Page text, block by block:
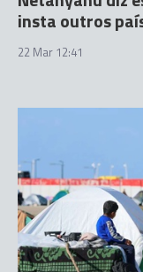
insta outros
22 Mar 12:41